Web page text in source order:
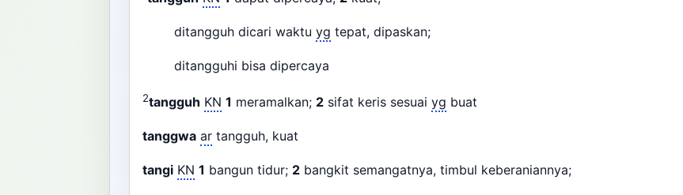
ditangguh dicari waktu yg tepat, dipaskan;
ditangguhi bisa dipercaya
2tangguh KN 1 meramalkan; 2 sifat keris sesuai yg buat
tanggwa ar tangguh, kuat
tangi KN 1 bangun tidur; 2 bangkit semangatnya, timbul keberaniannya;